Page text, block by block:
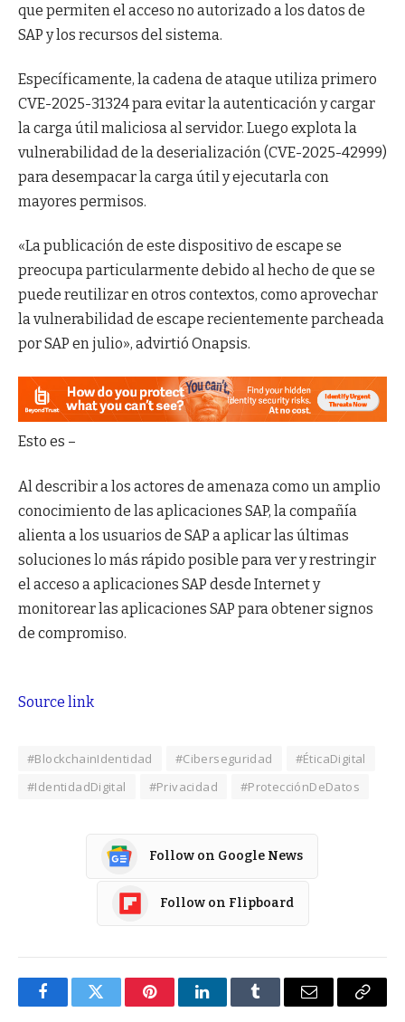
que permiten el acceso no autorizado a los datos de
SAP y los recursos del sistema.
Específicamente, la cadena de ataque utiliza primero
CVE-2025-31324 para evitar la autenticación y cargar
la carga útil maliciosa al servidor. Luego explota la
vulnerabilidad de la deserialización (CVE-2025-42999)
para desempacar la carga útil y ejecutarla con
mayores permisos.
«La publicación de este dispositivo de escape se
preocupa particularmente debido al hecho de que se
puede reutilizar en otros contextos, como aprovechar
la vulnerabilidad de escape recientemente parcheada
por SAP en julio», advirtió Onapsis.
Esto es –
Al describir a los actores de amenaza como un amplio
conocimiento de las aplicaciones SAP, la compañía
alienta a los usuarios de SAP a aplicar las últimas
soluciones lo más rápido posible para ver y restringir
el acceso a aplicaciones SAP desde Internet y
monitorear las aplicaciones SAP para obtener signos
de compromiso.
Source link
#BlockchainIdentidad #Ciberseguridad
#ÉticaDigital
#IdentidadDigital
#Privacidad #ProtecciónDeDatos
Follow on Google News
Follow on Flipboard
FacebookTwitter PinterestLinkedInTumblr Email Copy